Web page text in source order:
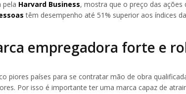
pela Harvard Business, mostra que o preço das ações
têm desempenho até 51% superior aos índices
empregadora forte e
piores países para se contratar mão de obra
Por isso é importante ter uma marca capaz de